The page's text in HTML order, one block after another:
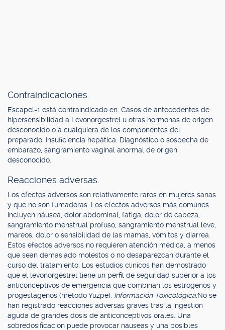
Contraindicaciones.
Escapel-1 está contraindicado en: Casos de antecedentes de
hipersensibilidad a Levonorgestrel u otras hormonas de origen
desconocido o a cualquiera de los componentes del
preparado. Insuficiencia hepática. Diagnóstico o sospecha de
embarazo, sangramiento vaginal anormal de origen
desconocido.
Reacciones adversas.
Los efectos adversos son relativamente raros en mujeres sanas
y que no son fumadoras. Los efectos adversos más comunes
incluyen náusea, dolor abdominal, fatiga, dolor de cabeza,
sangramiento menstrual profuso, sangramiento menstrual leve,
mareos, dolor o sensibilidad de las mamas, vómitos y diarrea.
Estos efectos adversos no requieren atención médica, a menos
que sean demasiado molestos o no desaparezcan durante el
curso del tratamiento. Los estudios clínicos han demostrado
que el levonorgestrel tiene un perfil de seguridad superior a los
anticonceptivos de emergencia que combinan los estrógenos y
progestágenos (método Yuzpe). Información Toxicológica:No se
han registrado reacciones adversas graves tras la ingestión
aguda de grandes dosis de anticonceptivos orales. Una
sobredosificación puede provocar náuseas y una posibles